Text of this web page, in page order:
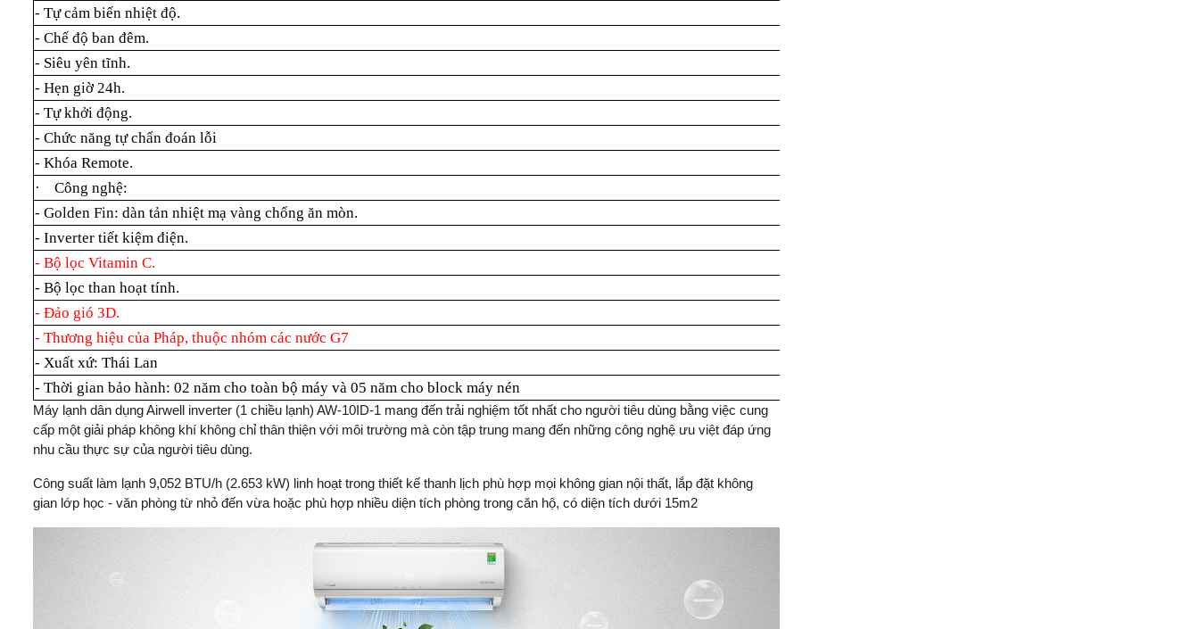
- Tự cảm biến nhiệt độ.
- Chế độ ban đêm.
- Siêu yên tĩnh.
- Hẹn giờ 24h.
- Tự khởi động.
- Chức năng tự chẩn đoán lỗi
- Khóa Remote.
·
Công nghệ:
- Golden Fin: dàn tản nhiệt mạ vàng chống ăn mòn.
- Inverter tiết kiệm điện.
- Bộ lọc Vitamin C.
- Bộ lọc than hoạt tính.
- Đảo gió 3D.
- Thương hiệu của Pháp, thuộc nhóm các nước G7
- Xuất xứ: Thái Lan
- Thời gian bảo hành: 02 năm cho toàn bộ máy và 05 năm cho block máy nén
Máy lạnh dân dụng Airwell inverter (1 chiều lạnh) AW-10ID-1 mang đến trải nghiệm tốt nhất cho người tiêu dùng bằng việc cung
cấp một giải pháp không khí không chỉ thân thiện với môi trường mà còn tập trung mang đến những công nghệ ưu việt đáp ứng
nhu cầu thực sự của người tiêu dùng.
Công suất làm lạnh 9,052 BTU/h (2.653 kW) linh hoạt trong thiết kế thanh lịch phù hợp mọi không gian nội thất, lắp đặt không
gian lớp học - văn phòng từ nhỏ đến vừa hoặc phù hợp nhiều diện tích phòng trong căn hộ, có diện tích dưới 15m2